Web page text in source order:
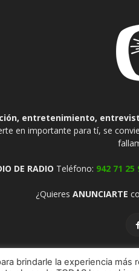
entretenimiento,
en importante para tí, se
DE RADIO Teléfono: 942 71 25
¿Quieres ANUNCIARTE
brindarle la experiencia